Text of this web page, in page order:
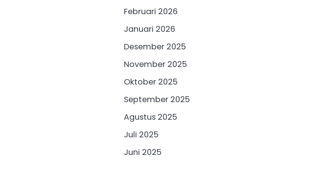
Februari 2026
Januari 2026
Desember 2025
November 2025
Oktober 2025
September 2025
Agustus 2025
Juli 2025
Juni 2025